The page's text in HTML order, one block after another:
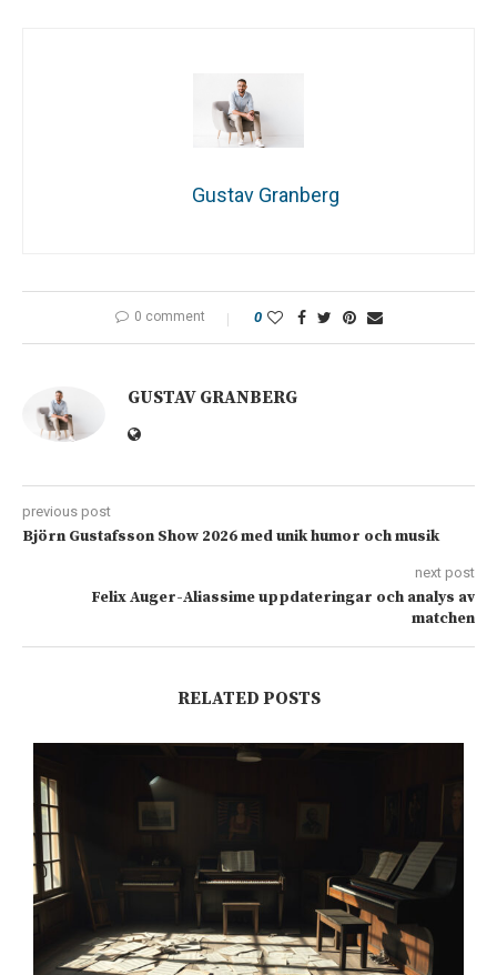
Gustav Granberg
0 comment 0
GUSTAV GRANBERG
previous post
Björn Gustafsson Show 2026 med unik humor och musik
next post
Felix Auger-Aliassime uppdateringar och analys av
matchen
RELATED POSTS